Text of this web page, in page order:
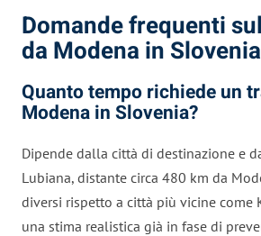
Domande frequenti
da Modena in Slovenia
Quanto tempo richiede un
Modena in Slovenia?
Dipende dalla città di destinazione e
Lubiana, distante circa 480 km da
diversi rispetto a città più vicine come
una stima realistica già in fase di